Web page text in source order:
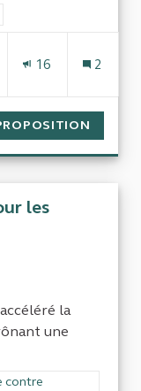
& formation
16 2
les
la
une
sociale,
contre